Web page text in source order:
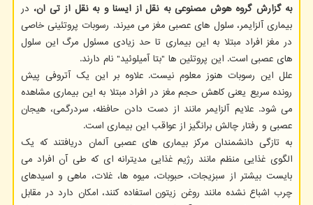
به گزارش گروه هوش مصنوعی به نقل از ایسنا و به نقل از تی ان، در
بیماری آلزایمر، سلول های عصبی مغز می میرند. رسوبات پروتئینی خاصی
در مغز افراد مبتلا به این بیماری تا حد زیادی مسئول مرگ این سلول
های عصبی است. این پروتئین ها "بتا آمیلوئید" نام دارند.
علل این رسوبات هنوز معلوم نیست. علاوه بر این یک آتروفی پیش
رونده سریع یعنی کاهش حجم مغز در افراد مبتلا به این بیماری مشاهده
می شود. علایم آلزایمر مانند از دست دادن حافظه، سردرگمی، هیجان
عصبی و رفتار چالش برانگیز از عواقب این بیماری است.
به تازگی دانشمندان مرکز بیماری های عصبی آلمان دریافتند که یک
الگوی غذایی منظم مانند رژیم غذایی مدیترانه ای که طی آن افراد می
بایست بیشتر از سبزیجات، حبوبات، میوه ها، غلات، ماهی و اسیدهای
چرب اشباع نشده مانند روغن زیتون استفاده کنند، امکان دارد در مقابل